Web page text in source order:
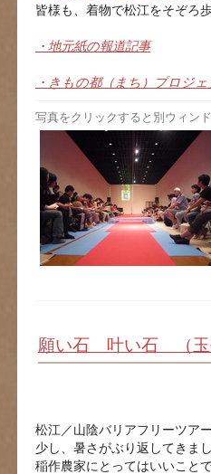
皆様も、着物で松江をそぞろ
・地元紙の報道記事
・きもの都（まち）プロジ
写真をクリックすると別ウィン
願い石 叶い石 （玉
松江／山陰バリアフリーツア
少し、暑さがぶり返してきまし
稲作農家にとってはいいことで